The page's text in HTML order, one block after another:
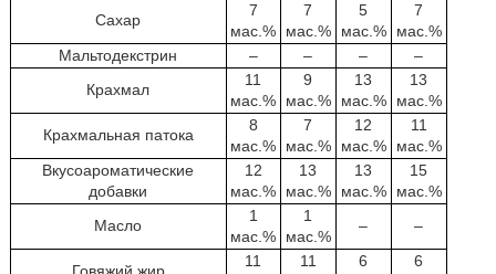
Сахар
7
мас.%
7
мас.%
5
мас.%
7
мас.%
Мальтодекстрин
– – –
–
Крахмал
11
мас.%
9
мас.%
13
мас.%
13
мас.%
Крахмальная патока
8
мас.%
7
мас.%
12
мас.%
11
мас.%
Вкусоароматические
добавки
12
мас.%
13
мас.%
13
мас.%
15
мас.%
Масло
1
мас.%
1
мас.%
– –
11
11
6
6